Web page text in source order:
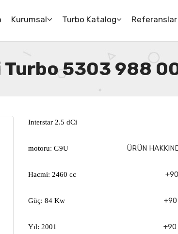
Kurumsal Turbo Katalog Referanslar
5303 988
Interstar 2.5 dCi
motoru: G9U ÜRÜN
Hacmi: 2460 cc
Güç: 84 Kw +90
Yıl: 2001 +90